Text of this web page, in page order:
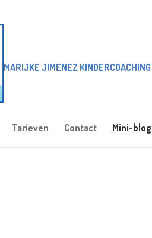
MARIJKE JIMENEZ KINDERCOACHING
Tarieven Contact Mini-blog